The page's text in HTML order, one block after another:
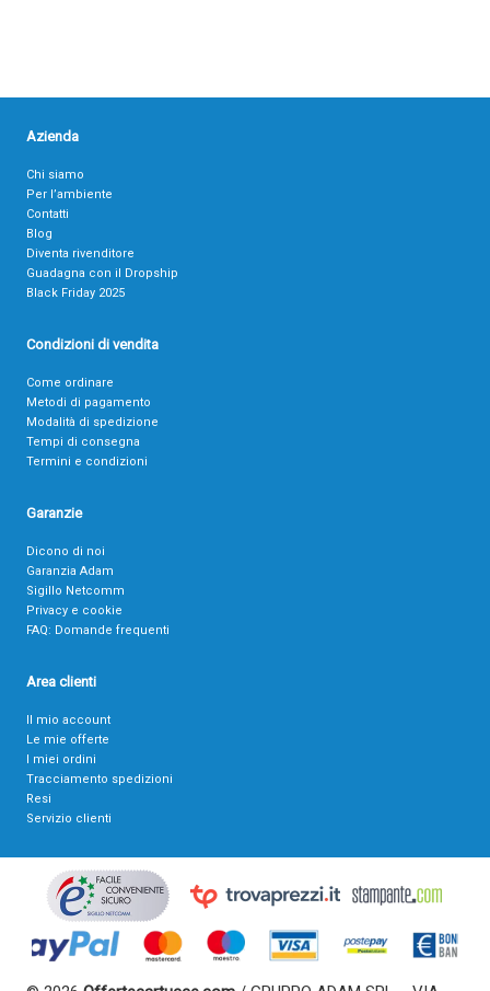
Azienda
Chi siamo
Per l’ambiente
Contatti
Blog
Diventa rivenditore
Guadagna con il Dropship
Black Friday 2025
Condizioni di vendita
Come ordinare
Metodi di pagamento
Modalità di spedizione
Tempi di consegna
Termini e condizioni
Garanzie
Dicono di noi
Garanzia Adam
Sigillo Netcomm
Privacy e cookie
FAQ: Domande frequenti
Area clienti
Il mio account
Le mie offerte
I miei ordini
Tracciamento spedizioni
Resi
Servizio clienti